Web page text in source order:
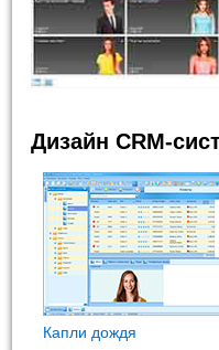
Дизайн CRM-
Капли дождя